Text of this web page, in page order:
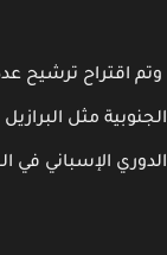
اقتراح ترشيح عدد
مثل البرازيل
الإسباني في الجائزة منذ عام